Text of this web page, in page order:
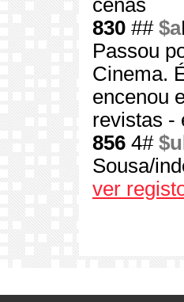
cenas
830 ## $a
Passou
Cinema.
encenou
revistas -
856 4# $u
Sousa/
ver